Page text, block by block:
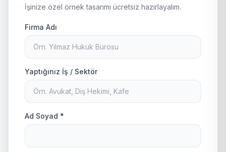
İşinize özel örnek tasarımı ücretsiz hazırlayalım.
Firma Adı
Yaptığınız İş / Sektör
Ad Soyad *